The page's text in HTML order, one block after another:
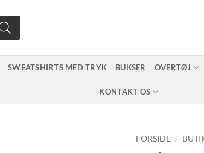
SWEATSHIRTS MED TRYK BUKSER OVERTØJ
KONTAKT OS
FORSIDE /